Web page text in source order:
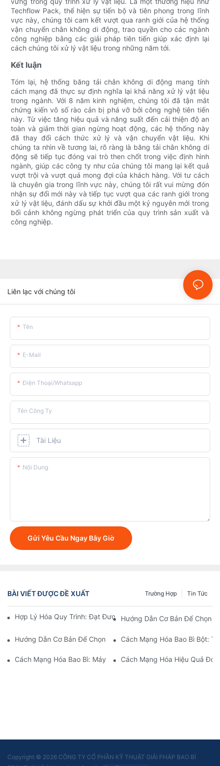
Techflow Pack, thể hiện sự tiến bộ và tiên phong trong lĩnh
vực này, chúng tôi cam kết vượt qua ranh giới của hệ thống
vận chuyển chân không di động, trao quyền cho các ngành
công nghiệp bằng các giải pháp tiên tiến giúp xác định lại
cách chúng tôi xử lý vật liệu trong những năm tới.
Kết luận
Tóm lại, hệ thống băng tải chân không di động mang tính
cách mạng đã thực sự định nghĩa lại khả năng xử lý vật liệu
trong ngành. Với 8 năm kinh nghiệm, chúng tôi đã tận mắt
chứng kiến ​​vô số rào cản bị phá vỡ bởi công nghệ tiên tiến
này. Từ việc tăng hiệu quả và năng suất đến cải thiện độ an
toàn và giảm thời gian ngừng hoạt động, các hệ thống này
đã thay đổi cách thức xử lý và vận chuyển vật liệu. Khi
chúng ta nhìn về tương lai, rõ ràng là băng tải chân không di
động sẽ tiếp tục đóng vai trò then chốt trong việc định hình
ngành, giúp các công ty như của chúng tôi mang lại kết quả
vượt trội và vượt quá mong đợi của khách hàng. Với tư cách
là chuyên gia trong lĩnh vực này, chúng tôi rất vui mừng đón
nhận sự đổi mới này và tiếp tục vượt qua các ranh giới trong
xử lý vật liệu, đánh dấu sự khởi đầu một kỷ nguyên mới trong
bối cảnh không ngừng phát triển của quy trình sản xuất và
công nghiệp.
Liên lạc với chúng tôi
Tên
E-Mail
Điện Thoại/whatsapp
Tên Công Ty
Tài Liệu
Nội Dung
Gửi Yêu Cầu Ngay Bây Giờ
BÀI VIẾT ĐƯỢC ĐỀ XUẤT Tin Tức
Trường Hợp
Hợp Lý Hóa Quy Trình: Đạt Được Hiệu Quả Với Máy Đóng Gói
Hướng Dẫn Cơ Bản Để Chọn
Hướng Dẫn Cơ Bản Để Chọn Một Công Ty Thiết Bị Chiết Rót
Cách Mạng Hóa Bao Bì Bột:
Cách Mạng Hóa Bao Bì: Máy Đóng Gói Túi Đứng
Cách Mạng Hóa Hiệu Quả
Copyright © 2026 CÔNG TY CỔ PHẦN KỸ THUẬT GIẢI PHÁP BAO BÌ